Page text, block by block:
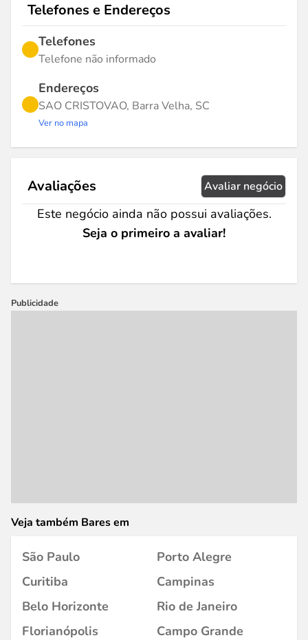
Telefones e Endereços
Telefones
Telefone não informado
Endereços
SAO CRISTOVAO, Barra Velha, SC
Ver no mapa
Avaliações Avaliar negócio
Este negócio ainda não possui avaliações.
Seja o primeiro a avaliar!
Publicidade
Veja também Bares em
São Paulo
Porto Alegre
Curitiba
Campinas
Belo Horizonte
Rio de Janeiro
Florianópolis
Campo Grande